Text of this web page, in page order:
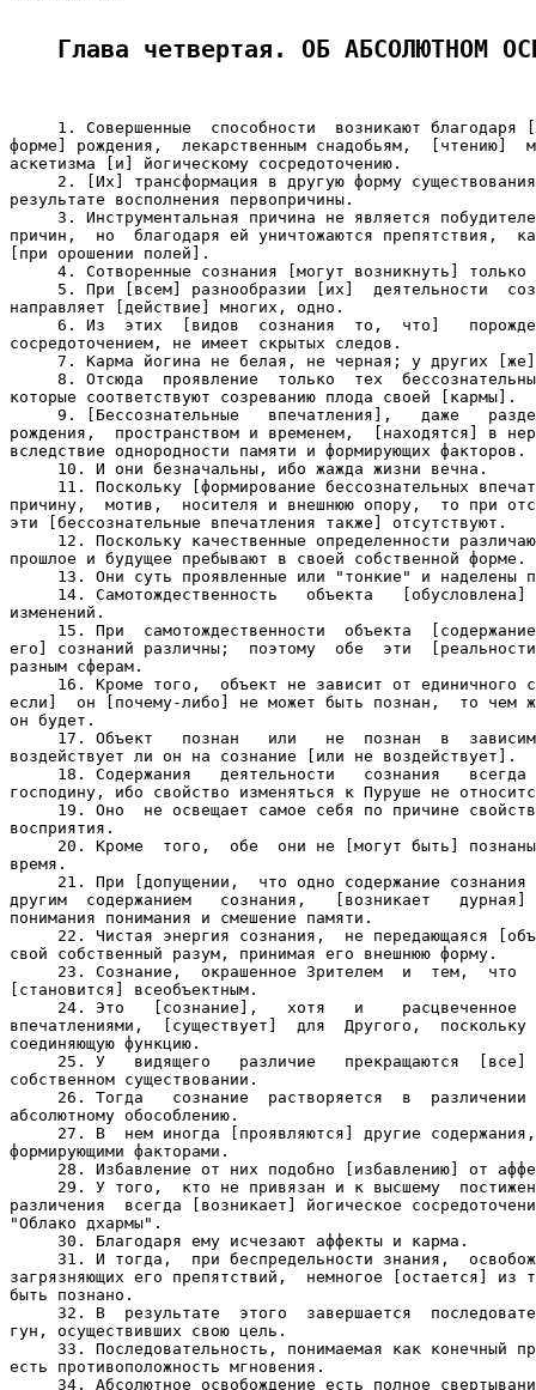
Глава четвертая. ОБ АБСОЛЮТНОМ
1. Совершенные  способности  возникают благодаря
форме] рождения,  лекарственным снадобьям,  [чтению]
аскетизма [и] йогическому сосредоточению.
2. [Их] трансформация в другую форму
результате восполнения первопричины.
3. Инструментальная причина не является
причин,  но  благодаря ей уничтожаются препятствия,
[при орошении полей].
4. Сотворенные сознания [могут возникнуть] только
5. При [всем] разнообразии [их]  деятельности
направляет [действие] многих, одно.
6. Из  этих  [видов  сознания  то,  что]
сосредоточением, не имеет скрытых следов.
7. Карма йогина не белая, не черная; у других
8. Отсюда  проявление  только  тех
которые соответствуют созреванию плода своей [кармы].
9. [Бессознательные   впечатления],   даже
рождения,  пространством и временем,  [находятся] в
вследствие однородности памяти и формирующих факторов.
     10. И они безначальны, ибо жажда жизни вечна.
11. Поскольку [формирование бессознательных
причину,  мотив,  носителя и внешнюю опору,  то при
эти [бессознательные впечатления также] отсутствуют.
12. Поскольку качественные определенности
прошлое и будущее пребывают в своей собственной форме.
13. Они суть проявленные или "тонкие" и наделены
14. Самотождественность   объекта   [обусловлена]
изменений.
15. При  самотождественности  объекта
его] сознаний различны;  поэтому  обе  эти
разным сферам.
16. Кроме того,  объект не зависит от единичного
если]  он [почему-либо] не может быть познан,  то чем
он будет.
17. Объект   познан   или   не  познан  в
воздействует ли он на сознание [или не воздействует].
18. Содержания   деятельности   сознания   всегда
господину, ибо свойство изменяться к Пуруше не
19. Оно  не освещает самое себя по причине
восприятия.
20. Кроме  того,  обе  они не [могут быть]
время.
21. При [допущении,  что одно содержание сознания
другим  содержанием   сознания,   [возникает   дурная]
понимания понимания и смешение памяти.
22. Чистая энергия сознания,  не передающаяся
свой собственный разум, принимая его внешнюю форму.
23. Сознание,  окрашенное Зрителем  и  тем,  что
[становится] всеобъектным.
24. Это   [сознание],   хотя   и    расцвеченное
впечатлениями,  [существует]  для  Другого,  поскольку
соединяющую функцию.
25. У   видящего   различие   прекращаются  [все]
собственном существовании.
26. Тогда   сознание  растворяется  в  различении
абсолютному обособлению.
27. В  нем иногда [проявляются] другие
формирующими факторами.
28. Избавление от них подобно [избавлению] от
29. У того,  кто не привязан и к высшему
различения  всегда [возникает] йогическое
"Облако дхармы".
     30. Благодаря ему исчезают аффекты и карма.
31. И тогда,  при беспредельности знания,
загрязняющих его препятствий,  немногое [остается] из
быть познано.
32. В  результате  этого  завершается
гун, осуществивших свою цель.
33. Последовательность, понимаемая как конечный
есть противоположность мгновения.
34. Абсолютное освобождение есть полное